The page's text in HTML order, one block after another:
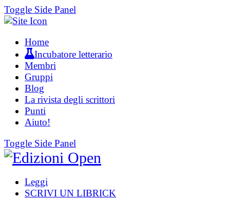
Toggle Side Panel
Home
Incubatore letterario
Membri
Gruppi
Blog
La rivista degli scrittori
Punti
Aiuto!
Toggle Side Panel
Leggi
SCRIVI UN LIBRICK